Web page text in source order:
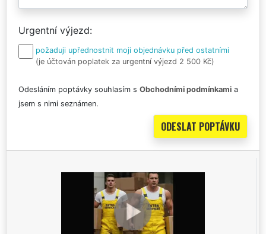
Urgentní výjezd
požaduji upřednostnit moji objednávku před ostatními
(je účtován poplatek za urgentní výjezd 2 500 Kč)
Odesláním poptávky souhlasím s Obchodními podmínkami a
jsem s nimi seznámen.